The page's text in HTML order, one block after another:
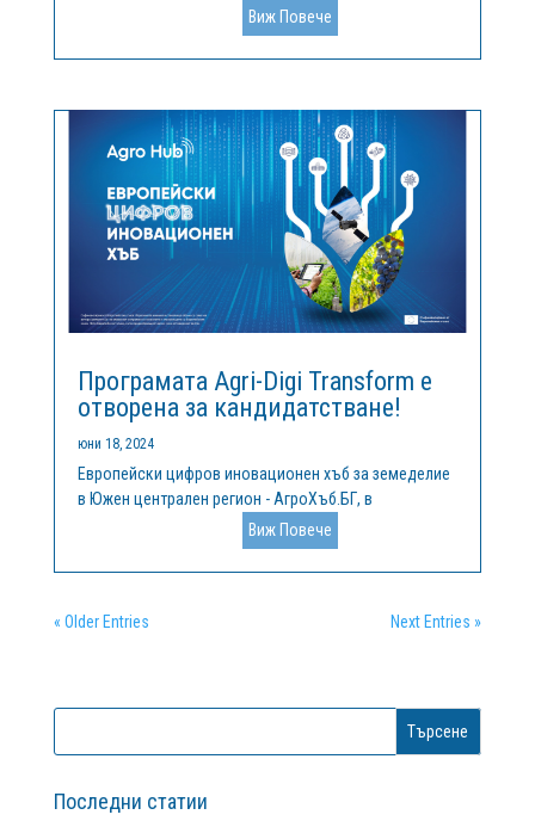
редовно конкурси и активно набира предложения за
финансиране на разработването на смели и
новаторски идеи в производствения
Виж Повече
Програмата Agri-Digi Transform е
отворена за кандидатстване!
юни 18, 2024
Европейски цифров иновационен хъб за земеделие
в Южен централен регион - АгроХъб.БГ, в
изпълнение на одобрения по програма "Цифрова
Европа" проект AgroDigiRise, дава начало на
програма Agri-Digi Transform. Следвайки целите за
Виж Повече
« Older Entries Next Entries »
Последни статии